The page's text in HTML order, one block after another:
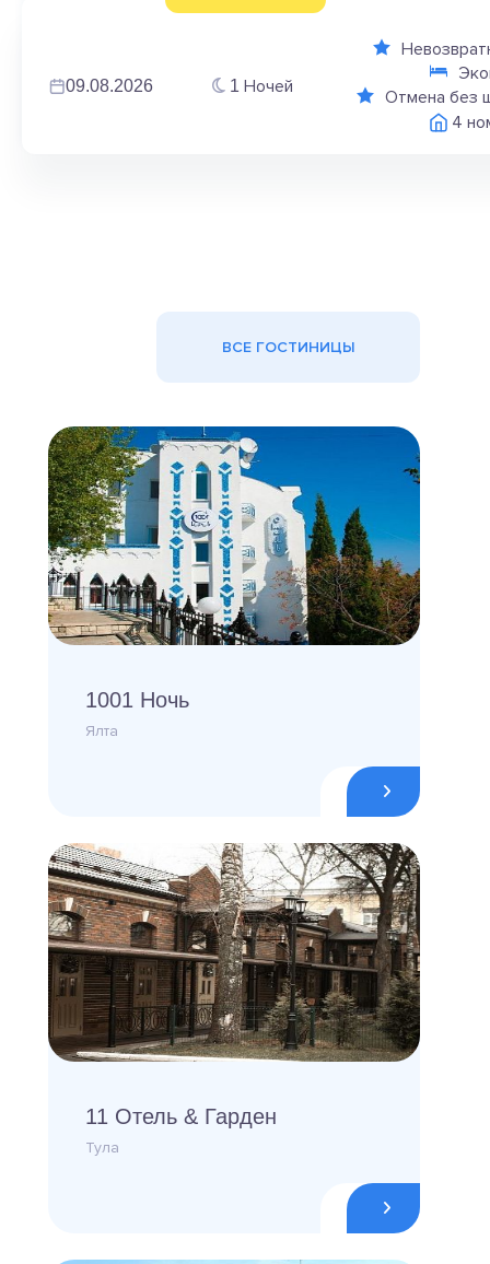
09.08.2026 1 Ночей
Отмена без
4
ВСЕ ГОСТИНИЦЫ
1001 Ночь
Ялта
11 Отель & Гарден
Тула